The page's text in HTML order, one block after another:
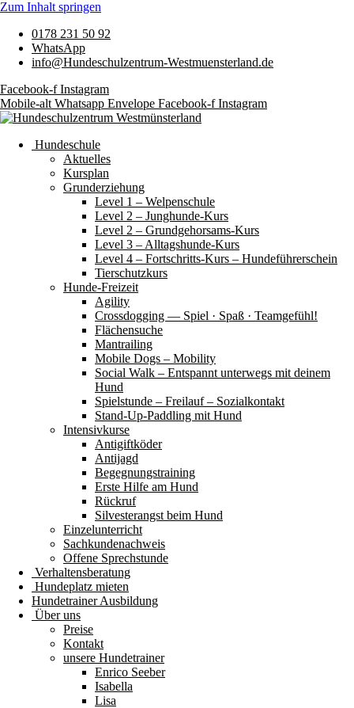
Zum Inhalt springen
0178 231 50 92
WhatsApp
info@Hundeschulzentrum-Westmuensterland.de
Facebook-f Instagram
Mobile-alt Whatsapp Envelope Facebook-f Instagram
Hundeschule
Aktuelles
Kursplan
Grunderziehung
Level 1 – Welpenschule
Level 2 – Junghunde-Kurs
Level 2 – Grundgehorsams-Kurs
Level 3 – Alltagshunde-Kurs
Level 4 – Fortschritts-Kurs – Hundeführerschein
Tierschutzkurs
Hunde-Freizeit
Agility
Crossdogging — Spiel · Spaß · Teamgefühl!
Flächensuche
Mantrailing
Mobile Dogs – Mobility
Social Walk – Entspannt unterwegs mit deinem
Hund
Spielstunde – Freilauf – Sozialkontakt
Stand-Up-Paddling mit Hund
Intensivkurse
Antigiftköder
Antijagd
Begegnungstraining
Erste Hilfe am Hund
Rückruf
Silvesterangst beim Hund
Einzelunterricht
Sachkundenachweis
Offene Sprechstunde
Verhaltensberatung
Hundeplatz mieten
Hundetrainer Ausbildung
Über uns
Preise
Kontakt
unsere Hundetrainer
Enrico Seeber
Isabella
Lisa